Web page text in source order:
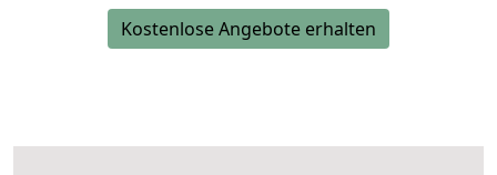
Kostenlose Angebote erhalten